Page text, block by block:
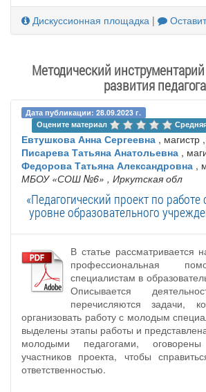
Дискуссионная площадка |
Методический
развития педагога
Дата публикации: 28.09.2023 г.
Оцените материал
Евтушкова Анна Сергеевна , магистр
Писарева Татьяна Анатольевна ,
Федорова Татьяна Александровна ,
МБОУ «СОШ №6» , Иркутская обл
«Педагогический проект по работе
уровне образовательного
В статье рассматривается
профессиональная
специалистам в
Описывается
перечисляются задачи,
организовать работу с молодым
выделены этапы работы и
молодыми педагогами,
участников проекта, чтобы
ответственностью.